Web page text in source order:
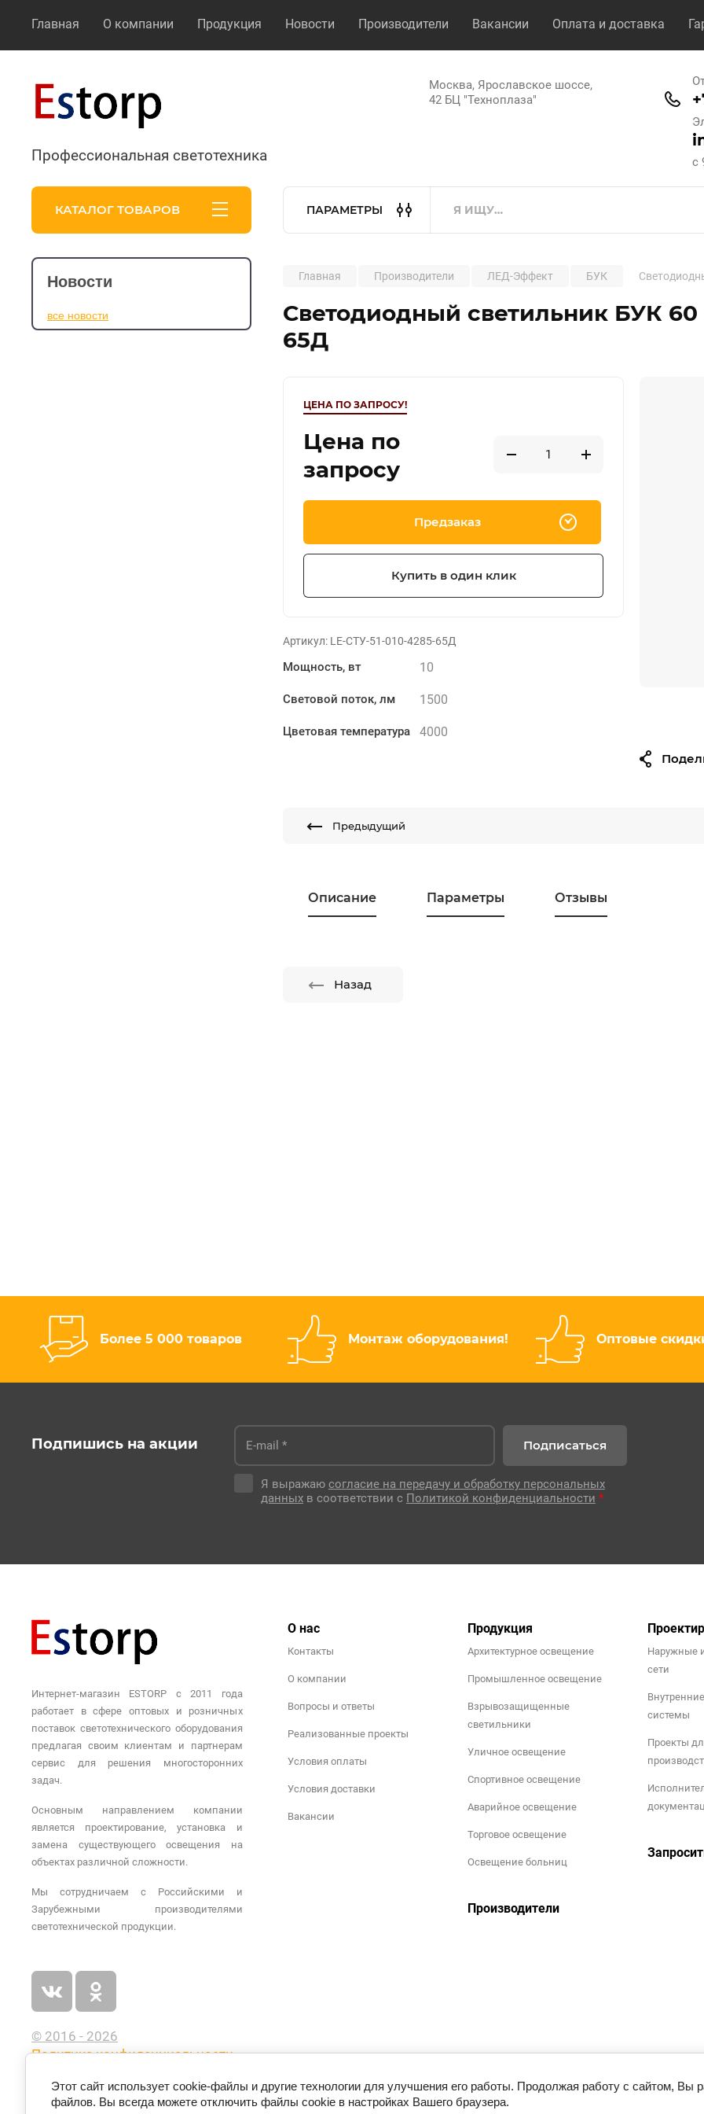
Главная О компании Продукция Новости Производители Вакансии Оплата и доставка
Профессиональная светотехника
Москва, Ярославское шоссе,
42 БЦ "Техноплаза"
с
КАТАЛОГ ТОВАРОВ ПАРАМЕТРЫ
Новости
все новости
Главная Производители ЛЕД-Эффект БУК
Светодиодный светильник БУК 60
65Д
ЦЕНА ПО ЗАПРОСУ!
Цена по
запросу
Предзаказ
Купить в один клик
Артикул: LE-СТУ-51-010-4285-65Д
Мощность, вт 10
Световой поток, лм 1500
Цветовая температура
4000
Предыдущий
Описание Параметры Отзывы
Назад
Более 5 000 товаров Монтаж оборудования! Оптовые
Подпишись на акции
Я выражаю согласие на передачу и обработку персональных
данныхв соответствии с Политикой конфиденциальности *
Подписаться
Интернет-магазин ESTORP с 2011 года
работает в сфере оптовых и розничных
поставок светотехнического оборудования
предлагая своим клиентам и партнерам
сервис для решения многосторонних
задач.
Основным направлением компании
является проектирование, установка и
замена существующего освещения на
объектах различной сложности.
Мы сотрудничаем с Российскими и
Зарубежными производителями
светотехнической продукции.
© 2016 - 2026
Политика конфиденциальности
О нас
Контакты
О компании
Вопросы и ответы
Реализованные проекты
Условия оплаты
Условия доставки
Вакансии
Продукция
Архитектурное освещение
Промышленное освещение
Взрывозащищенные
светильники
Уличное освещение
Спортивное освещение
Аварийное освещение
Торговое освещение
Освещение больниц
Производители
Наружные
сети
системы
Проекты
Этот сайт использует cookie-файлы и другие технологии для улучшения его работы. Продолжая работу с сайтом, Вы
файлов. Вы всегда можете отключить файлы cookie в настройках Вашего браузера.